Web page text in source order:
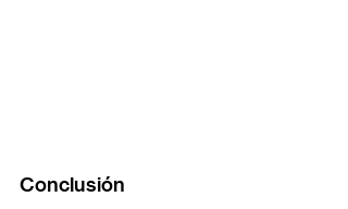
Conclusión